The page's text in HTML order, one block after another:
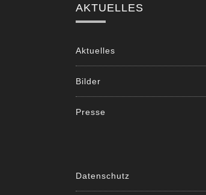
AKTUELLES
Aktuelles
Bilder
Presse
Datenschutz